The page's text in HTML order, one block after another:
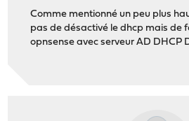
Comme mentionné un peu plus
pas de désactivé le dhcp mais de
opnsense avec serveur AD DHCP